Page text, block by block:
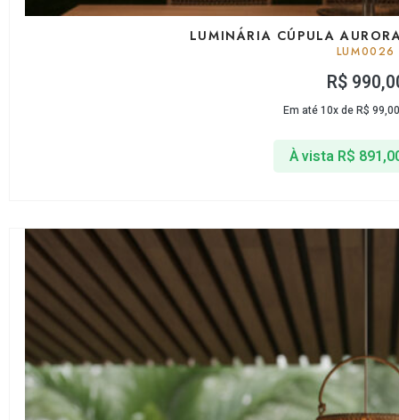
LUMINÁRIA CÚPULA
LUM0026
R$
Em até 10x deR$ 99,00
À vista R$